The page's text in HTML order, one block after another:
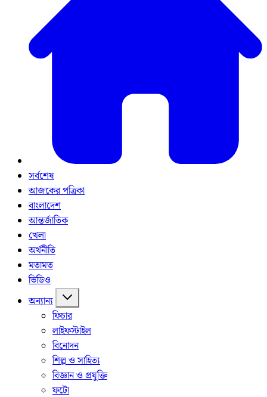
সর্বশেষ
আজকের পত্রিকা
বাংলাদেশ
আন্তর্জাতিক
খেলা
অর্থনীতি
মতামত
ভিডিও
অন্যান্য
ফিচার
লাইফস্টাইল
বিনোদন
শিল্প ও সাহিত্য
বিজ্ঞান ও প্রযুক্তি
ফটো